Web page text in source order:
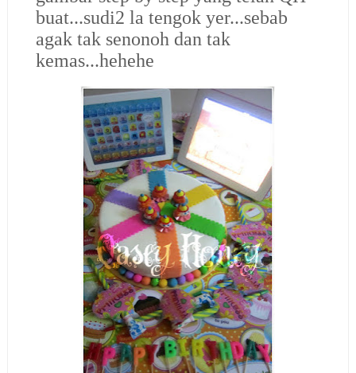
buat...sudi2 la tengok yer...sebab
agak tak senonoh dan tak
kemas...hehehe